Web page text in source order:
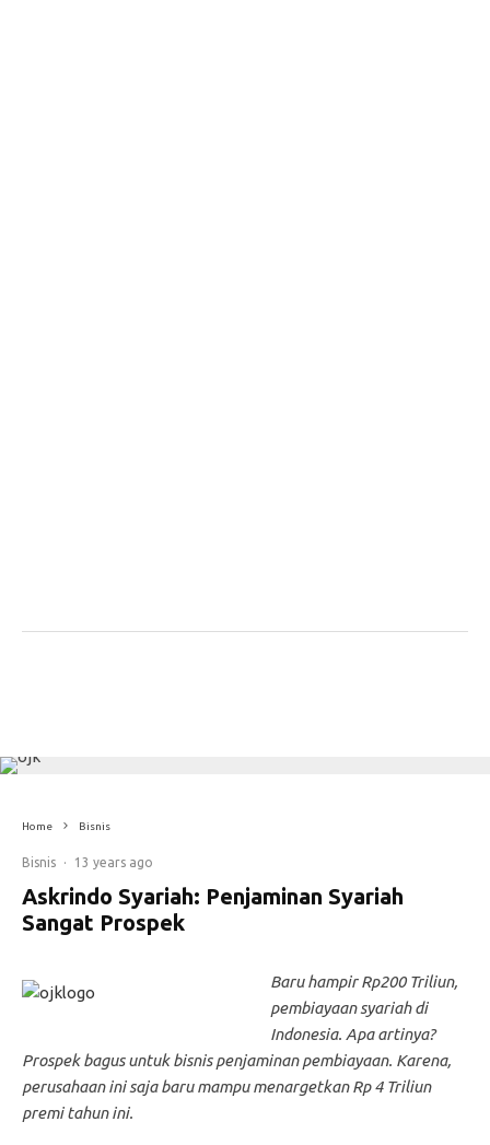
Home Bisnis
Bisnis · 13 years ago
Askrindo Syariah: Penjaminan Syariah
Sangat Prospek
Baru hampir Rp200 Triliun,
pembiayaan syariah di
Indonesia. Apa artinya?
Prospek bagus untuk bisnis penjaminan pembiayaan. Karena,
perusahaan ini saja baru mampu menargetkan Rp 4 Triliun
premi tahun ini.